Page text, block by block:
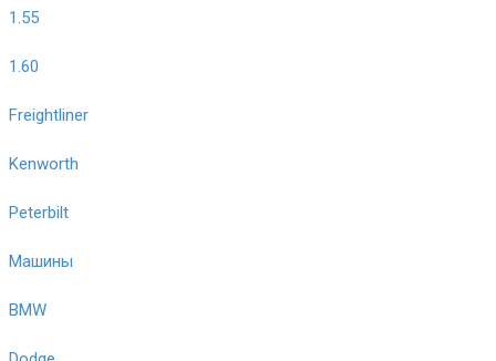
1.55
1.60
Freightliner
Kenworth
Peterbilt
Машины
BMW